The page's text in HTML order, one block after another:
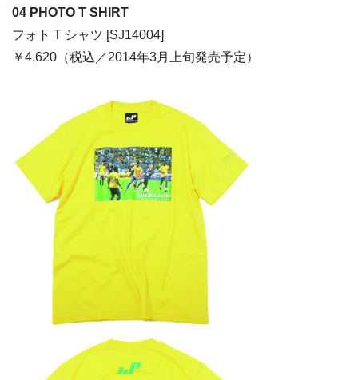
04 PHOTO T SHIRT
フォト T シャツ [SJ14004]
￥4,620（税込／2014年3月上旬発売予定）